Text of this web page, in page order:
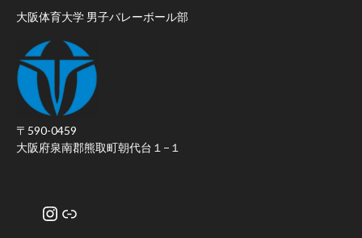
大阪体育大学 男子バレーボール部
〒590-0459
大阪府泉南郡熊取町朝代台１−１
Instagram
リンク